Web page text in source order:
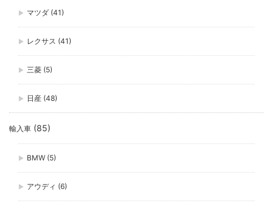
マツダ (41)
レクサス (41)
三菱 (5)
日産 (48)
輸入車 (85)
BMW (5)
アウディ (6)